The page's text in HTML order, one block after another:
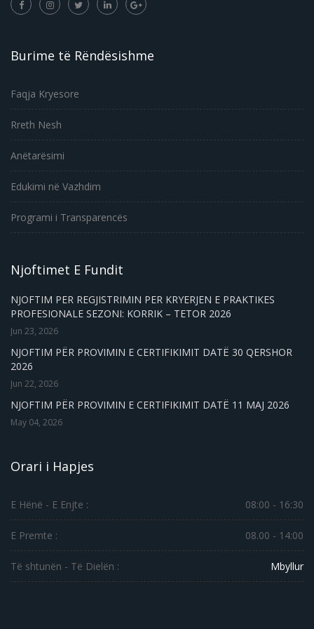
Burime të Rëndësishme
Faqja Kryesore
Rreth Nesh
Anëtarësimi
Edukimi në Vazhdim
Programi i Transparencës
Njoftimet E Fundit
NJOFTIM PER REGJISTRIMIN PER KRYERJEN E PRAKTIKES
PROFESIONALE SEZONI: KORRIK – TETOR 2026
Jun 23, 2026
NJOFTIM PËR PROVIMIN E CERTIFIKIMIT DATË 30 QERSHOR
2026
Jun 22, 2026
NJOFTIM PËR PROVIMIN E CERTIFIKIMIT DATË 11 MAJ 2026
May 04, 2026
Orari i Hapjes
E Hënë - E Enjte : 08:00 - 16:30
E Premte : 08.00 - 14:00
Të shtunën - Të Dielën : Mbyllur